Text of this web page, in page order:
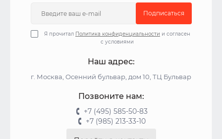
Подписаться
Я прочитал Политика конфиденциальности и согласен
с условиями
Наш адрес:
г. Москва, Осенний бульвар, дом 10, ТЦ Бульвар
Позвоните нам:
+7 (495) 585-50-83
+7 (985) 213-33-10